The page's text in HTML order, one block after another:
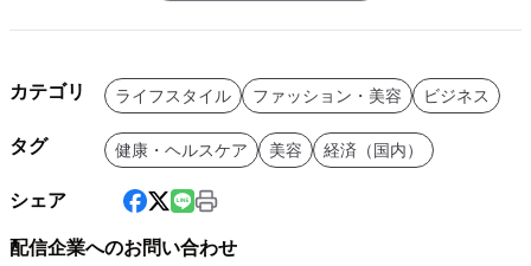
カテゴリ ライフスタイル ファッション・美容 ビジネス
タグ 健康・ヘルスケア 美容 経済（国内）
シェア
配信企業へのお問い合わせ